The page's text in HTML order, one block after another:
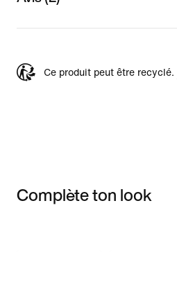
Ce produit peut être recyclé.
Complète ton look